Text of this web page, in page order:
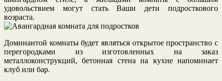
удовольствием могут стать Ваши дети подросткового
возраста.
Доминантой комнаты будет являться открытое пространство с
перегородками из изготовленных на заказ
металлоконструкций, бетонная стена на кухне напоминает
клуб или бар.